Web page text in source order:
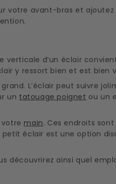
votre avant-bras et
verticale d’un éclair
y ressort bien et est bien
L’éclair peut suivre
un tatouage poignet ou un
main. Ces endroits
petit éclair est une option
découvrirez ainsi quel